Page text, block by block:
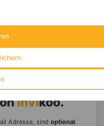
unseren Shop
invikoo.
Adresse, sind optional.